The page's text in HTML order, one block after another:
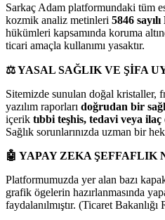
Sarkaç Adam platformundaki tüm
kozmik analiz metinleri 5846
hükümleri kapsamında koruma
ticari amaçla kullanımı yasaktır.
⚖️YASAL SAĞLIK VE ŞİFA
Sitemizde sunulan doğal kristaller,
yazılım raporları doğrudan bir
içerik tıbbi teşhis, tedavi veya
Sağlık sorunlarınızda uzman bir
🤖 YAPAY ZEKA ŞEFFAFLIK
Platformumuzda yer alan bazı
grafik ögelerin hazırlanmasında
faydalanılmıştır. (Ticaret